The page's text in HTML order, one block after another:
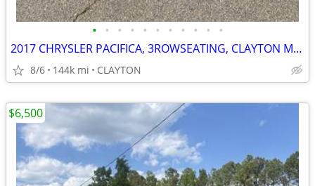
• • • • • • • • • • •
2017 CHRYSLER PACIFICA, 3ROWSEATING, CLAYTON MOTORS INC
8/6 144k mi CLAYTON
$6,500